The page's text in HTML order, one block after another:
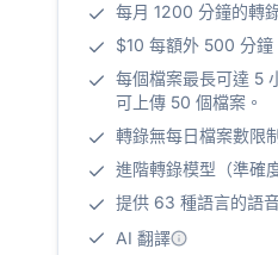
每月 1200 分鐘的轉
$10 每額外 500 分鐘
每個檔案最長可達 5
可上傳 50 個檔案。
轉錄無每日檔案數限
進階轉錄模型（準確
提供 63 種語言的語
AI 翻譯